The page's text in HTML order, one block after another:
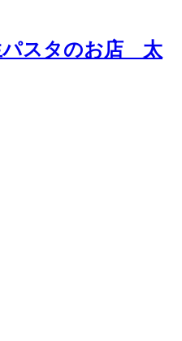
パスタのお店 太